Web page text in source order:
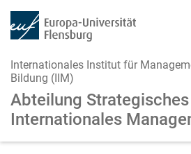
Internationales Institut für
Bildung (IIM)
Abteilung Strategisches
Internationales